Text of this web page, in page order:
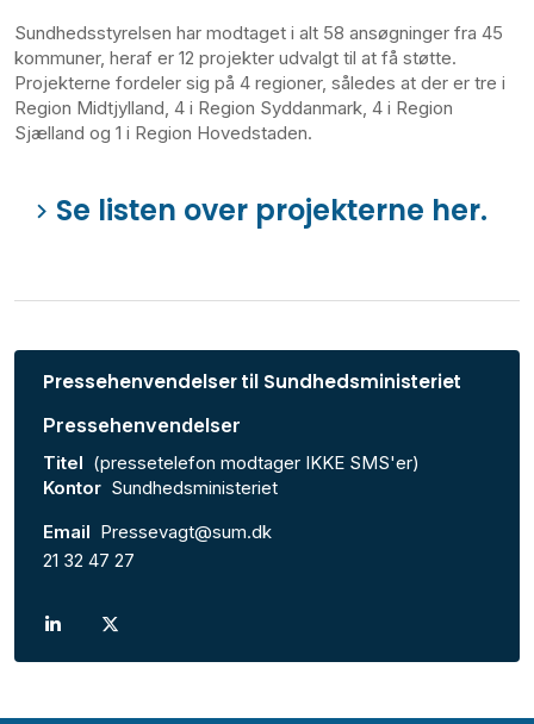
Sundhedsstyrelsen har modtaget i alt 58 ansøgninger fra 45
kommuner, heraf er 12 projekter udvalgt til at få støtte.
Projekterne fordeler sig på 4 regioner, således at der er tre i
Region Midtjylland, 4 i Region Syddanmark, 4 i Region
Sjælland og 1 i Region Hovedstaden.
Se listen over projekterne her.
Pressehenvendelser til Sundhedsministeriet
Pressehenvendelser
Titel (pressetelefon modtager IKKE SMS'er)
Kontor Sundhedsministeriet
Email Pressevagt@sum.dk
21 32 47 27